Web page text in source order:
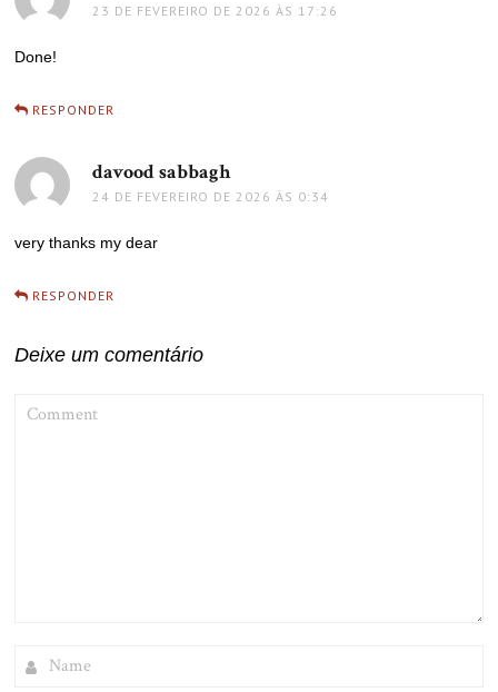
23 DE FEVEREIRO DE 2026 ÀS 17:26
Done!
RESPONDER
davood sabbaghdisse:
24 DE FEVEREIRO DE 2026 ÀS 0:34
very thanks my dear
RESPONDER
Deixe um comentário